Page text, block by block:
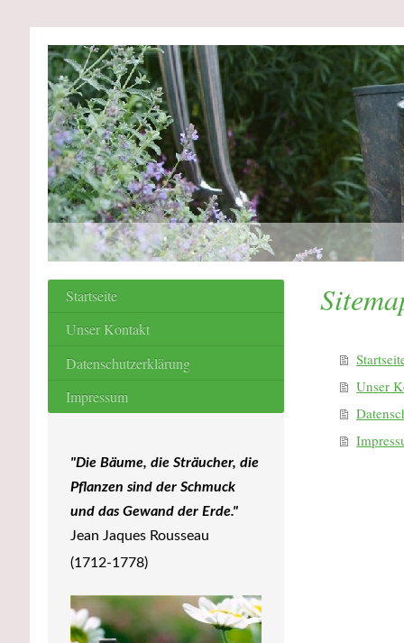
Unser
Startseite
Unser Kontakt
Datenschutzerklärung
Impressum
"Die Bäume, die Sträucher, die
Pflanzen sind der Schmuck
und das Gewand der Erde."
Jean Jaques Rousseau
(1712-1778)